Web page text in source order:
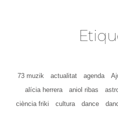
73 muzik actualitat agenda
alícia herrera
aniol ribas
ciència friki
cultura dance